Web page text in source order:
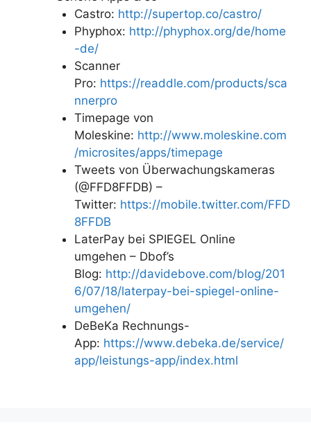
Castro: http://supertop.co/castro/
Phyphox: http://phyphox.org/de/home
-de/
Scanner
Pro: https://readdle.com/products/sca
nnerpro
Timepage von
Moleskine: http://www.moleskine.com
/microsites/apps/timepage
Tweets von Überwachungskameras
(@FFD8FFDB) –
Twitter: https://mobile.twitter.com/FFD
8FFDB
LaterPay bei SPIEGEL Online
umgehen – Dbof’s
Blog: http://davidebove.com/blog/201
6/07/18/laterpay-bei-spiegel-online-
umgehen/
DeBeKa Rechnungs-
App: https://www.debeka.de/service/
app/leistungs-app/index.html